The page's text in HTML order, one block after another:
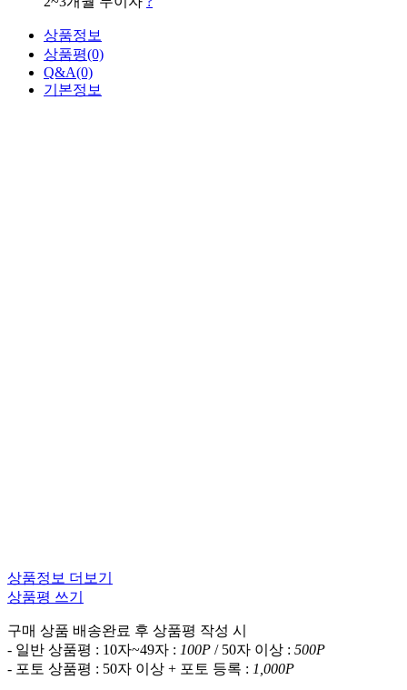
상품정보
상품평(0)
Q&A(0)
기본정보
상품정보 더보기
상품평 쓰기
구매 상품 배송완료 후 상품평 작성 시
- 일반 상품평 : 10자~49자 : 100P / 50자 이상 : 500P
- 포토 상품평 : 50자 이상 + 포토 등록 : 1,000P